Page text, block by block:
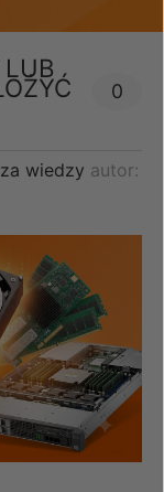
LUB
0
wiedzy autor: